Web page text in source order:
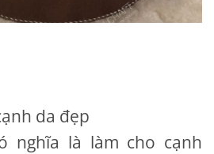
da đẹp
nghĩa là làm cho cạnh